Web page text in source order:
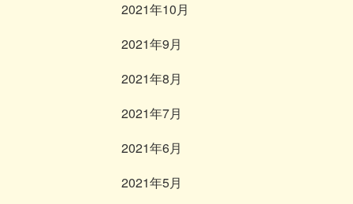
2021年10月
2021年9月
2021年8月
2021年7月
2021年6月
2021年5月